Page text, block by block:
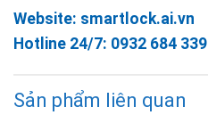
Website: smartlock.ai.vn
Hotline 24/7: 0932 684 339
Sản phẩm liên quan